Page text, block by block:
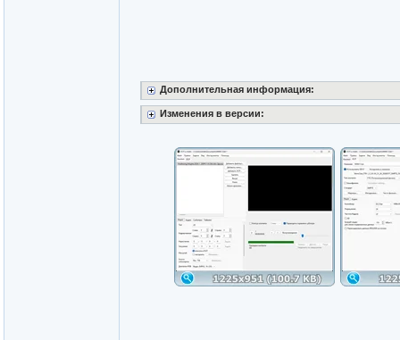
Дополнительная информация:
Изменения в версии: